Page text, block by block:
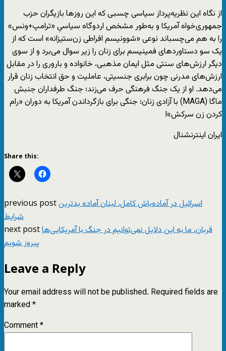
از نگاه این نظریه‌پرداز سیاسی چسبی که این روزها بازیگران حزب
جمهوری‌خواه آمریکا و به‌طور مشخص اردوگاه سیاسیِ «ترامپ+ونس»
را به هم می‌چسباند نوعی «شوونیسم افراطی زن‌ستیزانه»‌ است که از
یک سو دستاوردهای فمینیسم برای زنان را زیر سوال می‌برد و از سوی
دیگر ارزش‌های سنتی مثل ایمان مذهبی، خانواده و باروری را در مقابل
ارزش‌های مدرنی چون برابری جنسیتی، عاملیت و حق انتخاب زنان قرار
می‌دهد. او از یک جنگ فرهنگی حرف می‌زند؛ جنگ طرفداران جنبش
ماگا (MAGA) با آزادی زنان؛ جنگی برای بازگرداندن آمریکا به دوران «رام
کردن زن سرکش»!
ایران اینترنشنال
Share this:
previous postاسرائیل در آماده‌باش کامل، لبنان آماده بدترین
شرایط
next postقربان، ما به این دلایل نمی‌توانیم در جنگ با آمریکایی‌ها
پیروز شویم
Leave a Reply
Your email address will not be published. Required fields are
marked*
Comment*